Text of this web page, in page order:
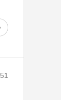
51